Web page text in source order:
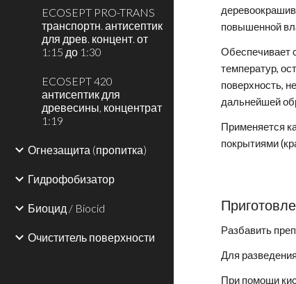
ECOSEPT PRO-TRANS
транспортн. антисептик
для древ. концент. от
1:15 до 1:30
ECOSEPT 420
антисептик для
древесины, концентрат
1:19
Огнезащита (пропитка)
Гидрофобизатор
Биоцид / Biocid
Очиститель поверхности
повышенной
Обеспечивает
температур,
поверхность,
дальнейшей
Применяется
покрытиями
Разбавить
Для
При помощи